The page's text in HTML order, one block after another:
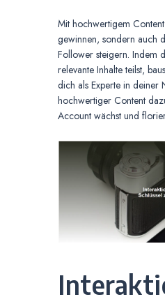
Mit hochwertigem
gewinnen, sondern auch
Follower steigern. Indem
relevante Inhalte teilst,
dich als Experte in deiner
hochwertiger Content
Account wächst und